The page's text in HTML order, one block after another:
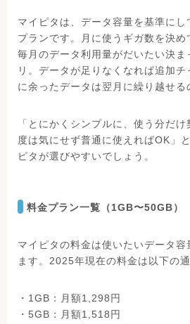
マイピタは、データ容量を基準に
プランです。月に使うギガ数を決め
毎月のデータ利用量がだいたい決ま
リ。データが足りなくなれば追加
に余ったデータは翌月に繰り越せる
「とにかくシンプルに、使う分だ
度は気にせず普通に使えればOK」
ピタが選びやすいでしょう。
料金プラン一覧（1GB〜50GB）
マイピタの料金は使いたいデータ
ます。2025年現在の料金は以下の通
・1GB：月額1,298円
・5GB：月額1,518円